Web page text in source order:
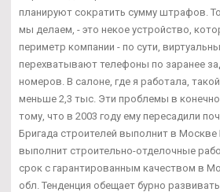
планируют сократить сумму штрафов.
мы делаем, - это некое устройство,
периметр компании - по сути,
перехватывают телефоны по заранее
номеров. В салоне, где я работала,
меньше 2,3 тыс. Эти проблемы в
тому, что в 2003 году ему пересадили
Бригада строителей выполнит в Москве
выполнит строительно-отделочные
срок с гарантированным качеством в
обл. Тенденция обещает бурно